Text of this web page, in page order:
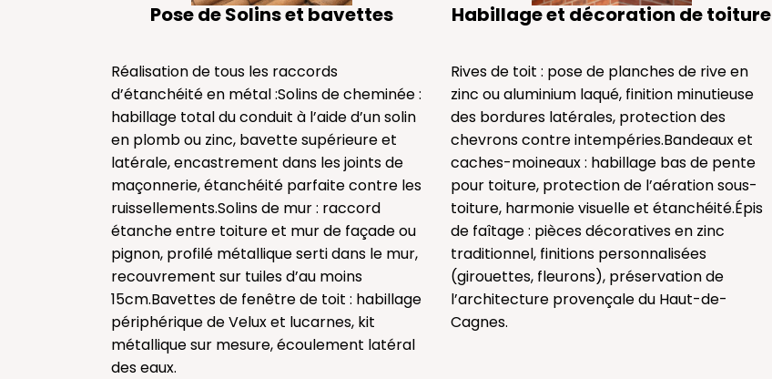
Pose de Solins et bavettes
Réalisation de tous les raccords
d’étanchéité en métal :Solins de cheminée :
habillage total du conduit à l’aide d’un solin
en plomb ou zinc, bavette supérieure et
latérale, encastrement dans les joints de
maçonnerie, étanchéité parfaite contre les
ruissellements.Solins de mur : raccord
étanche entre toiture et mur de façade ou
pignon, profilé métallique serti dans le mur,
recouvrement sur tuiles d’au moins
15cm.Bavettes de fenêtre de toit : habillage
périphérique de Velux et lucarnes, kit
métallique sur mesure, écoulement latéral
des eaux.
Habillage et décoration de toiture
Rives de toit : pose de planches de rive en
zinc ou aluminium laqué, finition minutieuse
des bordures latérales, protection des
chevrons contre intempéries.Bandeaux et
caches-moineaux : habillage bas de pente
pour toiture, protection de l’aération sous-
toiture, harmonie visuelle et étanchéité.Épis
de faîtage : pièces décoratives en zinc
traditionnel, finitions personnalisées
(girouettes, fleurons), préservation de
l’architecture provençale du Haut-de-
Cagnes.